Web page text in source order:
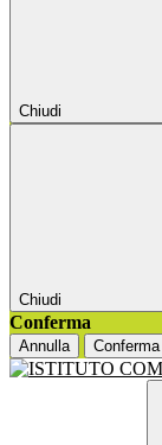
Chiudi
Chiudi
Conferma
Annulla Conferma